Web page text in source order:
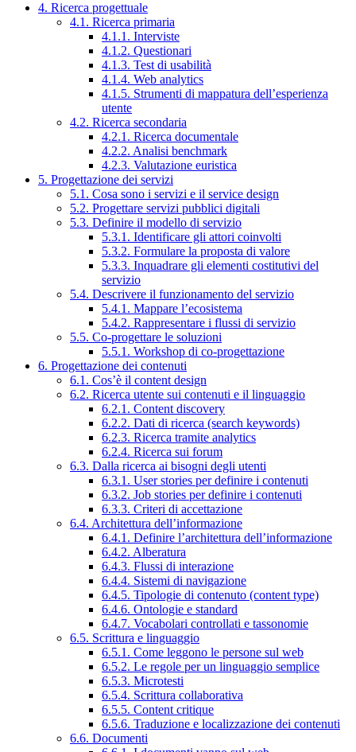
4. Ricerca progettuale
4.1. Ricerca primaria
4.1.1. Interviste
4.1.2. Questionari
4.1.3. Test di usabilità
4.1.4. Web analytics
4.1.5. Strumenti di mappatura dell’esperienza
utente
4.2. Ricerca secondaria
4.2.1. Ricerca documentale
4.2.2. Analisi benchmark
4.2.3. Valutazione euristica
5. Progettazione dei servizi
5.1. Cosa sono i servizi e il service design
5.2. Progettare servizi pubblici digitali
5.3. Definire il modello di servizio
5.3.1. Identificare gli attori coinvolti
5.3.2. Formulare la proposta di valore
5.3.3. Inquadrare gli elementi costitutivi del
servizio
5.4. Descrivere il funzionamento del servizio
5.4.1. Mappare l’ecosistema
5.4.2. Rappresentare i flussi di servizio
5.5. Co-progettare le soluzioni
5.5.1. Workshop di co-progettazione
6. Progettazione dei contenuti
6.1. Cos’è il content design
6.2. Ricerca utente sui contenuti e il linguaggio
6.2.1. Content discovery
6.2.2. Dati di ricerca (search keywords)
6.2.3. Ricerca tramite analytics
6.2.4. Ricerca sui forum
6.3. Dalla ricerca ai bisogni degli utenti
6.3.1. User stories per definire i contenuti
6.3.2. Job stories per definire i contenuti
6.3.3. Criteri di accettazione
6.4. Architettura dell’informazione
6.4.1. Definire l’architettura dell’informazione
6.4.2. Alberatura
6.4.3. Flussi di interazione
6.4.4. Sistemi di navigazione
6.4.5. Tipologie di contenuto (content type)
6.4.6. Ontologie e standard
6.4.7. Vocabolari controllati e tassonomie
6.5. Scrittura e linguaggio
6.5.1. Come leggono le persone sul web
6.5.2. Le regole per un linguaggio semplice
6.5.3. Microtesti
6.5.4. Scrittura collaborativa
6.5.5. Content critique
6.5.6. Traduzione e localizzazione dei contenuti
6.6. Documenti